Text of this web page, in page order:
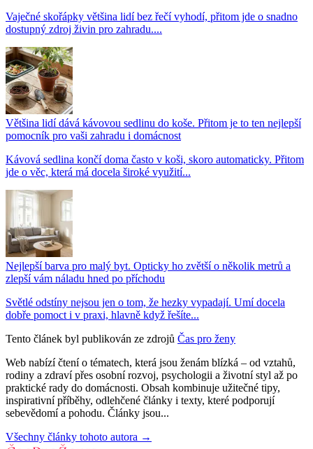
Vaječné skořápky většina lidí bez řečí vyhodí, přitom jde o snadno
dostupný zdroj živin pro zahradu....
Většina lidí dává kávovou sedlinu do koše. Přitom je to ten nejlepší
pomocník pro vaši zahradu i domácnost
Kávová sedlina končí doma často v koši, skoro automaticky. Přitom
jde o věc, která má docela široké využití...
Nejlepší barva pro malý byt. Opticky ho zvětší o několik metrů a
zlepší vám náladu hned po příchodu
Světlé odstíny nejsou jen o tom, že hezky vypadají. Umí docela
dobře pomoct i v praxi, hlavně když řešíte...
Tento článek byl publikován ze zdrojů Čas pro ženy
Web nabízí čtení o tématech, která jsou ženám blízká – od vztahů,
rodiny a zdraví přes osobní rozvoj, psychologii a životní styl až po
praktické rady do domácnosti. Obsah kombinuje užitečné tipy,
inspirativní příběhy, odlehčené články i texty, které podporují
sebevědomí a pohodu. Články jsou...
Všechny články tohoto autora →